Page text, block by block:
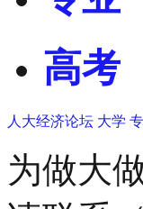
高考
人大经济论坛 大学
为做大